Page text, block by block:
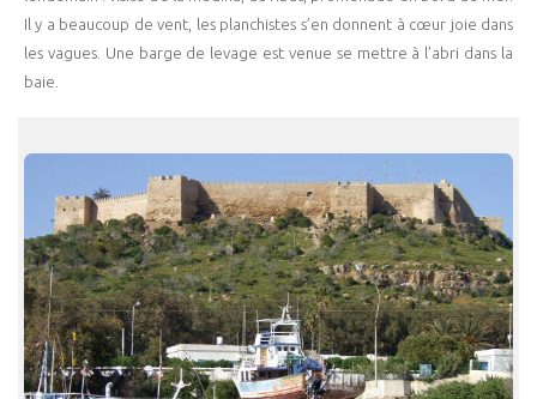
Il y a beaucoup de vent, les planchistes s’en donnent à cœur joie dans
les vagues. Une barge de levage est venue se mettre à l’abri dans la
baie.